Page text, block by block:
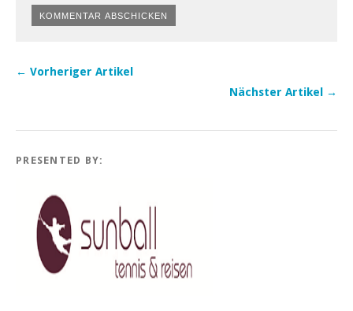
← Vorheriger Artikel
Nächster Artikel →
PRESENTED BY: